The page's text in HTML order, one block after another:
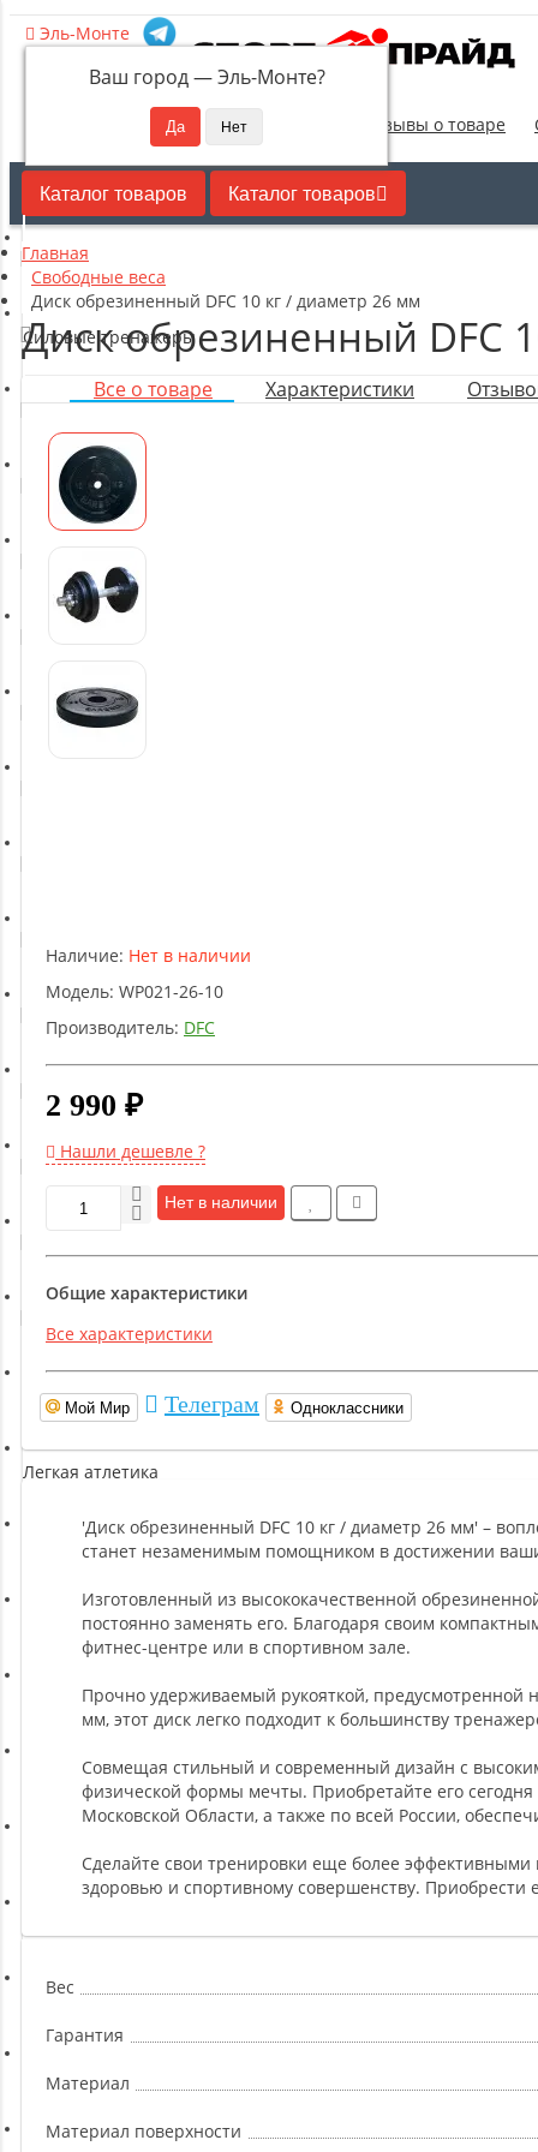
Эль-Монте
Ваш город —Эль-Монте?
Отзывы о товаре
Каталог товаров Каталог товаров
Кардиотренажеры
Силовые тренажеры
Оборудование для настольного тенниса
Баскетбольное оборудование
Массажное оборудование
Аэробика и фитнес
Гимнастическое оборудование
Функциональный тренинг
Инверсионные столы
Легкая атлетика
Прочее оборудование (пьедесталы и скамьи для раздевалок)
Ремни, Пояса и Упряжи
Сапборды
Волейбол
Новинки
Отзывы о товаре
Главная
Свободные веса
Диск обрезиненный DFC 10 кг / диаметр 26 мм
Диск обрезиненный DFC
Все о товаре Характеристики
Наличие: Нет в наличии
Модель: WP021-26-10
Производитель: DFC
2 990 ₽
Нашли дешевле ?
Нет в наличии
Общие характеристики
Все характеристики
Мой Мир Телеграм Одноклассники
'Диск обрезиненный DFC 10 кг / диаметр 26 мм' –
станет незаменимым помощником в достижении
Изготовленный из высококачественной
постоянно заменять его. Благодаря своим
фитнес-центре или в спортивном зале.
Прочно удерживаемый рукояткой, предусмотренной
мм, этот диск легко подходит к большинству
Совмещая стильный и современный дизайн с
физической формы мечты. Приобретайте его
Московской Области, а также по всей России,
Сделайте свои тренировки еще более
здоровью и спортивному совершенству. Приобрести
Вес
Гарантия
Материал
Материал поверхности